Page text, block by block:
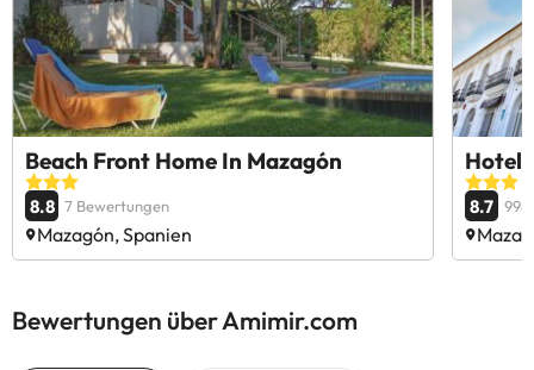
Beach Front Home In Mazagón
8.8 7 Bewertungen
Mazagón, Spanien
Hotel
8.7
Bewertungen über Amimir.com